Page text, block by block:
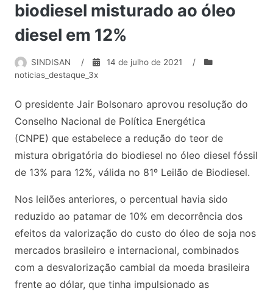
biodiesel misturado ao óleo
diesel em 12%
SINDISAN / 14 de julho de 2021
/
noticias_destaque_3x
O presidente Jair Bolsonaro aprovou resolução do
Conselho Nacional de Política Energética
(CNPE) que estabelece a redução do teor de
mistura obrigatória do biodiesel no óleo diesel fóssil
de 13% para 12%, válida no 81º Leilão de Biodiesel.
Nos leilões anteriores, o percentual havia sido
reduzido ao patamar de 10% em decorrência dos
efeitos da valorização do custo do óleo de soja nos
mercados brasileiro e internacional, combinados
com a desvalorização cambial da moeda brasileira
frente ao dólar, que tinha impulsionado as